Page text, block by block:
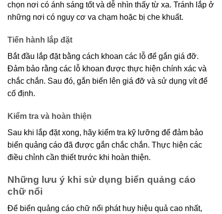
chọn nơi có ánh sáng tốt và dễ nhìn thấy từ xa. Tránh lắp ở
những nơi có nguy cơ va chạm hoặc bị che khuất.
Tiến hành lắp đặt
Bắt đầu lắp đặt bằng cách khoan các lỗ để gắn giá đỡ.
Đảm bảo rằng các lỗ khoan được thực hiện chính xác và
chắc chắn. Sau đó, gắn biển lên giá đỡ và sử dụng vít để
cố định.
Kiểm tra và hoàn thiện
Sau khi lắp đặt xong, hãy kiểm tra kỹ lưỡng để đảm bảo
biển quảng cáo đã được gắn chắc chắn. Thực hiện các
điều chỉnh cần thiết trước khi hoàn thiện.
Những lưu ý khi sử dụng biển quảng cáo
chữ nổi
Để biển quảng cáo chữ nổi phát huy hiệu quả cao nhất,